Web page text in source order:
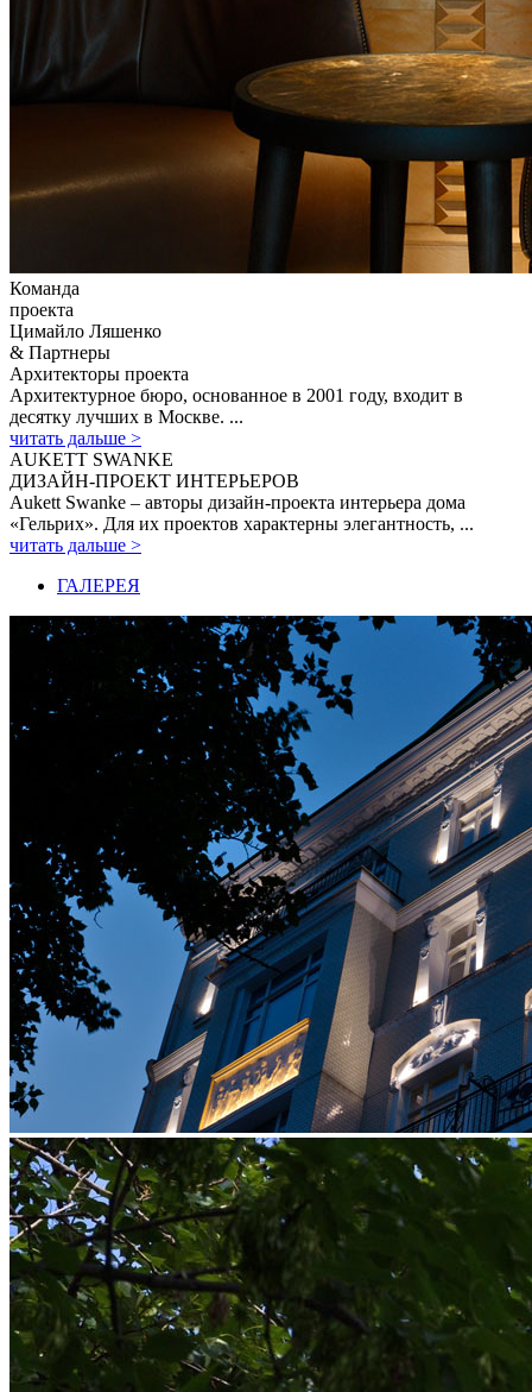
Команда
проекта
Цимайло Ляшенко
& Партнеры
Архитекторы проекта
Архитектурное бюро, основанное в 2001 году, входит в
десятку лучших в Москве. ...
читать дальше >
AUKETT SWANKE
ДИЗАЙН-ПРОЕКТ ИНТЕРЬЕРОВ
Aukett Swanke – авторы дизайн-проекта интерьера дома
«Гельрих». Для их проектов характерны элегантность, ...
читать дальше >
ГАЛЕРЕЯ